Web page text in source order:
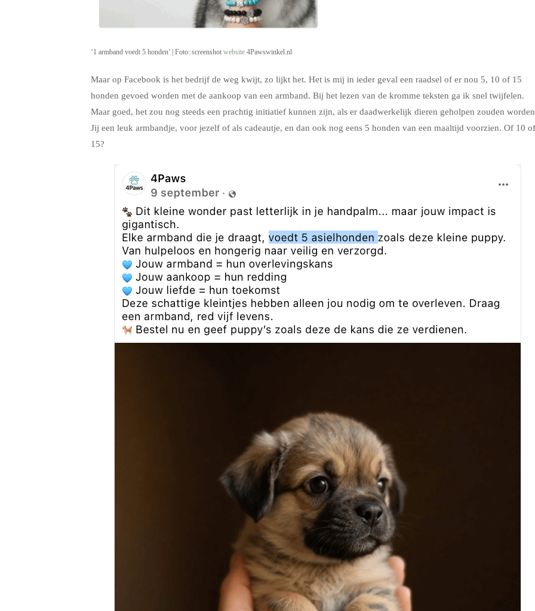
‘1 armband voedt 5 honden’ | Foto: screenshot website 4Pawswinkel.nl
Maar op Facebook is het bedrijf de weg kwijt, zo lijkt het. Het is mij in ieder geval een raadsel of er nou 5, 10 of 15
honden gevoed worden met de aankoop van een armband. Bij het lezen van de kromme teksten ga ik snel twijfelen.
Maar goed, het zou nog steeds een prachtig initiatief kunnen zijn, als er daadwerkelijk dieren geholpen zouden
Jij een leuk armbandje, voor jezelf of als cadeautje, en dan ook nog eens 5 honden van een maaltijd voorzien. Of 10 of
15?